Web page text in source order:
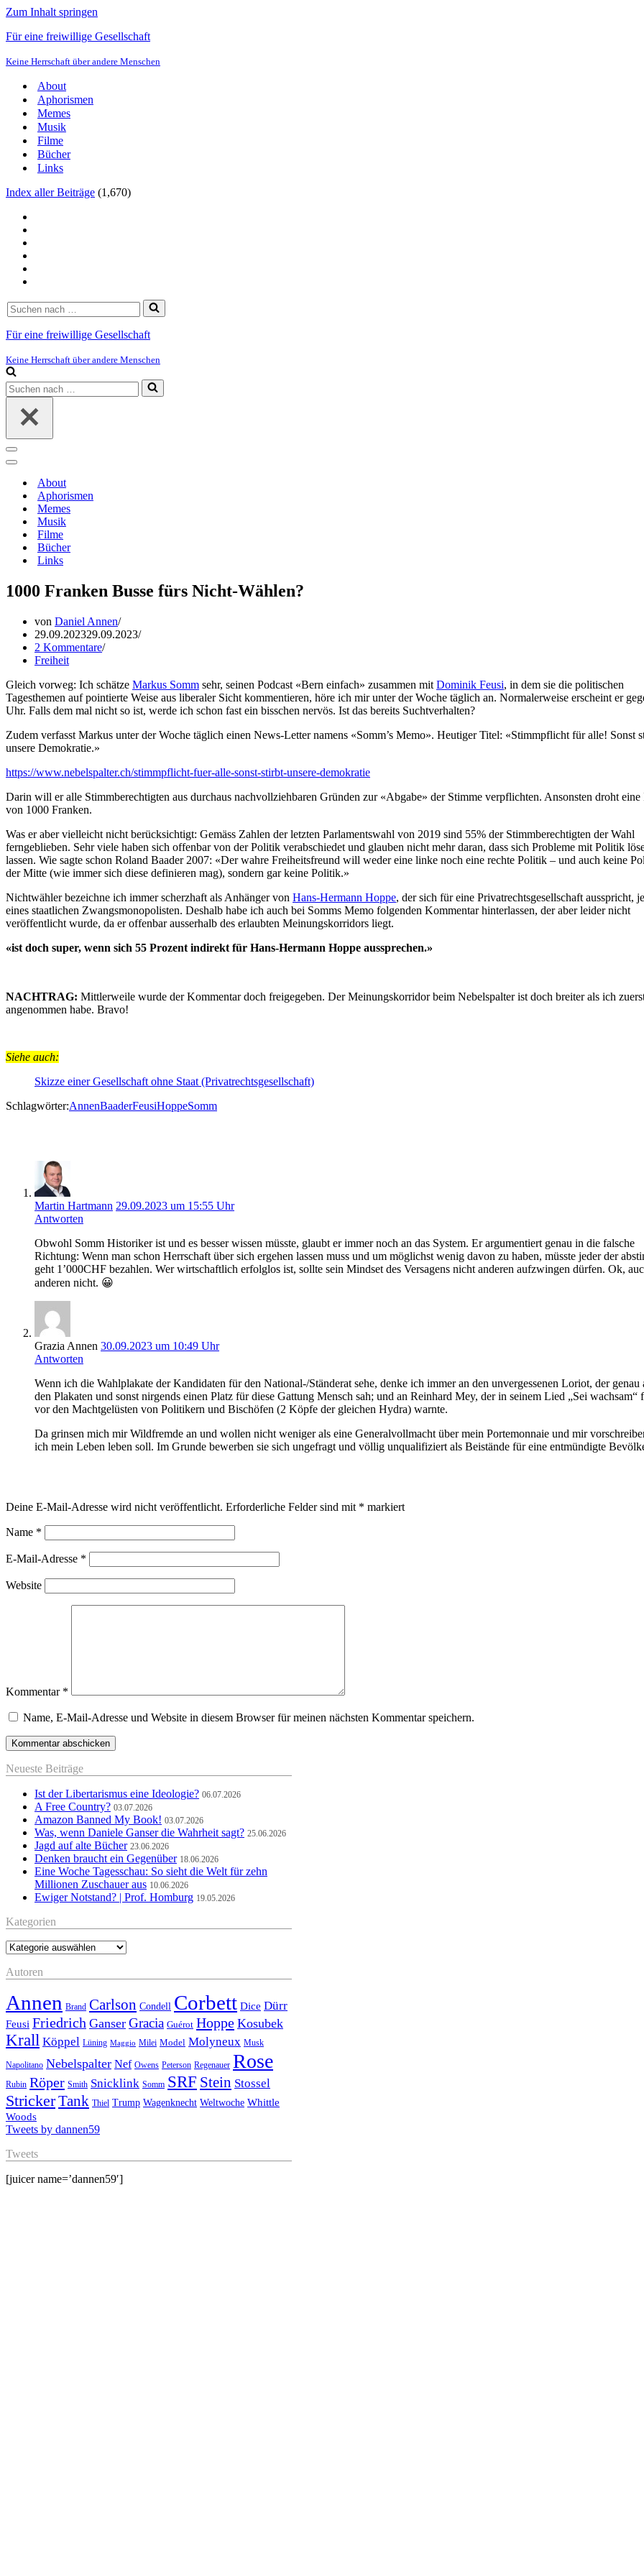
Zum Inhalt springen
Für eine freiwillige Gesellschaft
Keine Herrschaft über andere Menschen
About
Aphorismen
Memes
Musik
Filme
Bücher
Links
Index aller Beiträge (1,670)
Suchen
nach …
Für eine freiwillige Gesellschaft
Keine Herrschaft über andere Menschen
Suchen
nach …
Navigations-
Menü
Navigations-
About
Aphorismen
Memes
Musik
Filme
Bücher
Links
1000 Franken Busse fürs Nicht-Wählen?
von Daniel Annen
29.09.202329.09.2023
2 Kommentare
Freiheit
Gleich vorweg: Ich schätze Markus Somm sehr, seinen Podcast «Bern einfach» zusammen mit Dominik Feusi, in dem sie die politischen
Tagesthemen auf pointierte Weise aus liberaler Sicht kommentieren, höre ich mir unter der Woche täglich an. Normalerweise erscheint er
Uhr. Falls dem mal nicht so ist, werde ich schon fast ein bisschen nervös. Ist das bereits Suchtverhalten?
Zudem verfasst Markus unter der Woche täglich einen News-Letter namens «Somm’s Memo». Heutiger Titel: «Stimmpflicht für alle! Sonst
unsere Demokratie.»
https://www.nebelspalter.ch/stimmpflicht-fuer-alle-sonst-stirbt-unsere-demokratie
Darin will er alle Stimmberechtigten aus durchaus nachvollziehbaren Gründen zur «Abgabe» der Stimme verpflichten. Ansonsten droht eine
von 1000 Franken.
Was er aber vielleicht nicht berücksichtigt: Gemäss Zahlen der letzten Parlamentswahl von 2019 sind 55% der Stimmberechtigten der Wahl
ferngeblieben. Sehr viele haben sich offenbar von der Politik verabschiedet und glauben nicht mehr daran, dass sich Probleme mit Politik
lassen. Wie sagte schon Roland Baader 2007: «Der wahre Freiheitsfreund will weder eine linke noch eine rechte Politik – und auch keine
der Mitte (wie immer sich diese definieren mag), sondern gar keine Politik.»
Nichtwähler bezeichne ich immer scherzhaft als Anhänger von Hans-Hermann Hoppe, der sich für eine Privatrechtsgesellschaft ausspricht,
eines staatlichen Zwangsmonopolisten. Deshalb habe ich auch bei Somms Memo folgenden Kommentar hinterlassen, der aber leider nicht
veröffentlicht wurde, da er offenbar ausserhalb des erlaubten Meinungskorridors liegt.
«ist doch super, wenn sich 55 Prozent indirekt für Hans-Hermann Hoppe aussprechen.»
NACHTRAG: Mittlerweile wurde der Kommentar doch freigegeben. Der Meinungskorridor beim Nebelspalter ist doch breiter als ich
angenommen habe. Bravo!
Siehe auch:
Skizze einer Gesellschaft ohne Staat (Privatrechtsgesellschaft)
Schlagwörter:AnnenBaaderFeusiHoppeSomm
Martin Hartmann 29.09.2023 um 15:55 Uhr
Antworten
Obwohl Somm Historiker ist und es besser wissen müsste, glaubt er immer noch an das System. Er argumentiert genau in die falsche
Richtung: Wenn man schon Herrschaft über sich ergehen lassen muss und um möglichst wenig davon zu haben, müsste jeder der
geht 1’000CHF bezahlen. Wer wirtschaftlich erfolglos ist, sollte sein Mindset des Versagens nicht anderen aufzwingen dürfen. Ok,
anderen nicht. 😀
Grazia Annen 30.09.2023 um 10:49 Uhr
Antworten
Wenn ich die Wahlplakate der Kandidaten für den National-/Ständerat sehe, denke ich immer an den unvergessenen Loriot, der genau
den Plakaten und sonst nirgends einen Platz für diese Gattung Mensch sah; und an Reinhard Mey, der in seinem Lied „Sei wachsam“
vor den Machtgelüsten von Politikern und Bischöfen (2 Köpfe der gleichen Hydra) warnte.
Da grinsen mich mir Wildfremde an und wollen nicht weniger als eine Generalvollmacht über mein Portemonnaie und mir
ich mein Leben leben soll. Im Grunde bewerben sie sich ungefragt und völlig unqualifiziert als Beistände für eine entmündigte
Deine E-Mail-Adresse wird nicht veröffentlicht. Erforderliche Felder sind mit * markiert
Name *
E-Mail-Adresse *
Website
Kommentar *
Name, E-Mail-Adresse und Website in diesem Browser für meinen nächsten Kommentar speichern.
Neueste Beiträge
Ist der Libertarismus eine Ideologie? 06.07.2026
A Free Country? 03.07.2026
Amazon Banned My Book! 03.07.2026
Was, wenn Daniele Ganser die Wahrheit sagt? 25.06.2026
Jagd auf alte Bücher 23.06.2026
Denken braucht ein Gegenüber 18.06.2026
Eine Woche Tagesschau: So sieht die Welt für zehn
Millionen Zuschauer aus 10.06.2026
Ewiger Notstand? | Prof. Homburg 19.05.2026
Kategorien
Kategorien
Autoren
Annen Brand Carlson Condell Corbett Dice Dürr
Feusi Friedrich Ganser Gracia Guérot Hoppe Kosubek
Krall Köppel Lüning Maggio Milei Model Molyneux Musk
Napolitano Nebelspalter Nef Owens Peterson Regenauer Rose
Rubin Röper Smith Snicklink Somm SRF Stein Stossel
StrickerTank Thiel Trump Wagenknecht Weltwoche Whittle
Woods
Tweets by dannen59
Tweets
[juicer name=’dannen59′]